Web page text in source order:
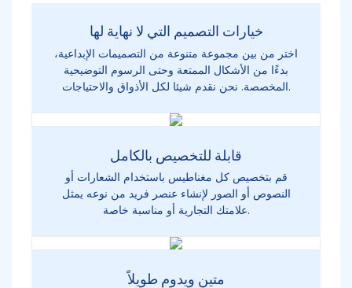
خيارات التصميم التي لا نهاية لها
اختر من بين مجموعة متنوعة من التصميمات الإبداعية،
بدءًا من الأشكال الممتعة وحتى الرسوم التوضيحية
المخصصة. نحن نقدم شيئا لكل الأذواق والاحتياجات.
قابلة للتخصيص بالكامل
قم بتخصيص كل مغناطيس باستخدام الشعارات أو
النصوص أو الصور لإنشاء عنصر فريد من نوعه يمثل
علامتك التجارية أو مناسبة خاصة.
متين ويدوم طويلاً